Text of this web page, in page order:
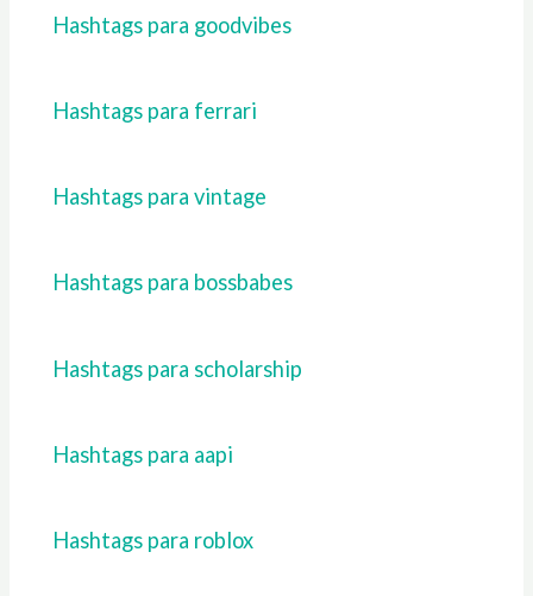
Hashtags para goodvibes
Hashtags para ferrari
Hashtags para vintage
Hashtags para bossbabes
Hashtags para scholarship
Hashtags para aapi
Hashtags para roblox